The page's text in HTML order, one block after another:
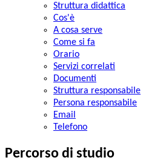
Struttura didattica
Cos'è
A cosa serve
Come si fa
Orario
Servizi correlati
Documenti
Struttura responsabile
Persona responsabile
Email
Telefono
Percorso di studio